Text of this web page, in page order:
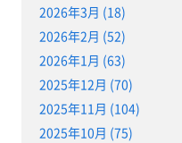
2026年3月 (18)
2026年2月 (52)
2026年1月 (63)
2025年12月 (70)
2025年11月 (104)
2025年10月 (75)